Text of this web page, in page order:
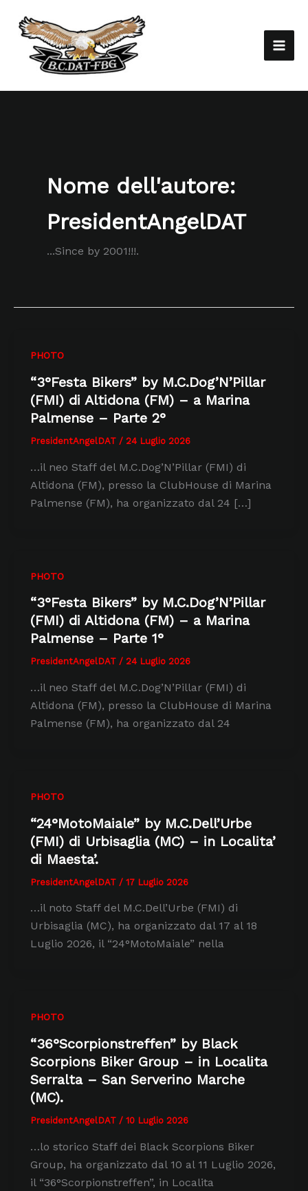
contenuto
Nome dell'autore:
PresidentAngelDAT
...Since by 2001!!!.
PHOTO
“3°Festa Bikers” by M.C.Dog’N’Pillar
(FMI) di Altidona (FM) – a Marina
Palmense – Parte 2°
PresidentAngelDAT / 24 Luglio 2026
…il neo Staff del M.C.Dog’N’Pillar (FMI) di
Altidona (FM), presso la ClubHouse di Marina
Palmense (FM), ha organizzato dal 24 […]
PHOTO
“3°Festa Bikers” by M.C.Dog’N’Pillar
(FMI) di Altidona (FM) – a Marina
Palmense – Parte 1°
PresidentAngelDAT / 24 Luglio 2026
…il neo Staff del M.C.Dog’N’Pillar (FMI) di
Altidona (FM), presso la ClubHouse di Marina
Palmense (FM), ha organizzato dal 24
PHOTO
“24°MotoMaiale” by M.C.Dell’Urbe
(FMI) di Urbisaglia (MC) – in Localita’
di Maesta’.
PresidentAngelDAT / 17 Luglio 2026
…il noto Staff del M.C.Dell’Urbe (FMI) di
Urbisaglia (MC), ha organizzato dal 17 al 18
Luglio 2026, il “24°MotoMaiale” nella
PHOTO
“36°Scorpionstreffen” by Black
Scorpions Biker Group – in Localita
Serralta – San Serverino Marche
(MC).
PresidentAngelDAT / 10 Luglio 2026
…lo storico Staff dei Black Scorpions Biker
Group, ha organizzato dal 10 al 11 Luglio 2026,
il “36°Scorpionstreffen”, in Localita